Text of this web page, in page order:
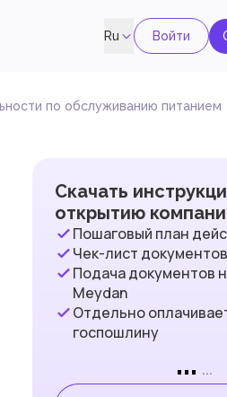
Ru Войти
по обслуживанию питанием
Скачать
открытию
Пошаговый план
Чек-лист документов
Подача документов
Meydan
Отдельно
госпошлину
... ...